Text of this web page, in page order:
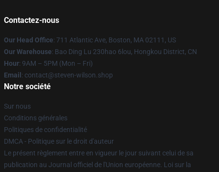
Contactez-nous
Our Head Office: 711 Atlantic Ave, Boston, MA 02111, US
Our Warehouse: Bao Ding Lu 230hao 6lou, Hongkou District, CN
Hour: 9AM – 5PM (Mon – Fri)
Email : contact@steven-wilson.shop
Notre société
Sur nous
Conditions générales
Politiques de confidentialité
DMCA - Politique sur le droit d'auteur
Le présent règlement entre en vigueur le jour suivant celui de sa
publication au Journal officiel de l'Union européenne. Loi sur la